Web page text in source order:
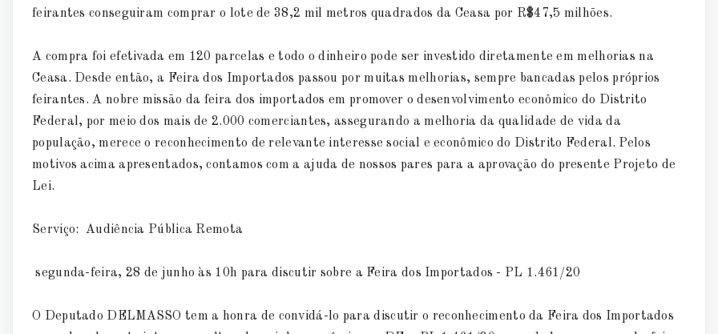
feirantes conseguiram comprar o lote de 38,2 mil metros quadrados da Ceasa por R$47,5 milhões.
A compra foi efetivada em 120 parcelas e todo o dinheiro pode ser investido diretamente em melhorias na
Ceasa. Desde então, a Feira dos Importados passou por muitas melhorias, sempre bancadas pelos próprios
feirantes. A nobre missão da feira dos importados em promover o desenvolvimento econômico do Distrito
Federal, por meio dos mais de 2.000 comerciantes, assegurando a melhoria da qualidade de vida da
população, merece o reconhecimento de relevante interesse social e econômico do Distrito Federal. Pelos
motivos acima apresentados, contamos com a ajuda de nossos pares para a aprovação do presente Projeto de
Lei.
Serviço: Audiência Pública Remota
segunda-feira, 28 de junho às 10h para discutir sobre a Feira dos Importados - PL 1.461/20
O Deputado DELMASSO tem a honra de convidá-lo para discutir o reconhecimento da Feira dos Importados